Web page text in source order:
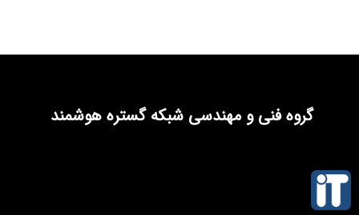
گروه فنی و مهندسی شبکه گستره هوشمند